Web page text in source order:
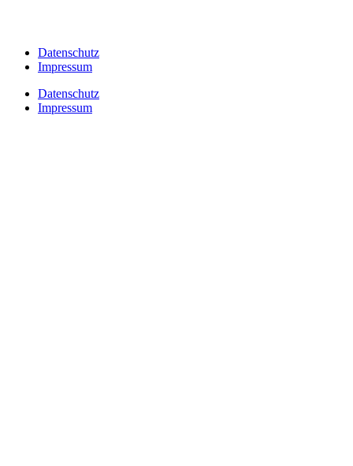
Datenschutz
Impressum
Datenschutz
Impressum